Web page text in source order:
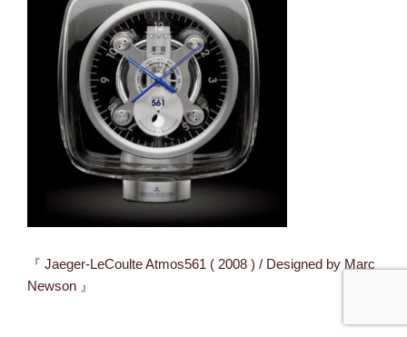
『 Jaeger-LeCoulte Atmos561 ( 2008 ) / Designed by Marc
Newson 』